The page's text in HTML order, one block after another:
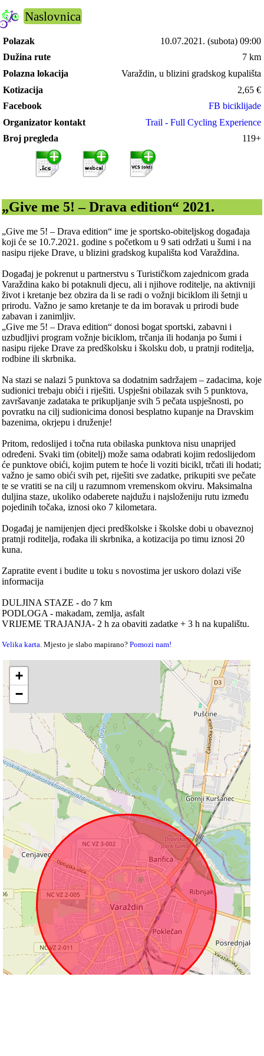
Naslovnica
Polazak 10.07.2021. (subota) 09:00
Dužina rute
7 km
Polazna lokacija
Varaždin, u blizini gradskog kupališta
Kotizacija
2,65 €
Facebook
FB biciklijade
Organizator kontakt
Trail - Full Cycling Experience
Broj pregleda
119+
„Give me 5! – Drava edition“ 2021.
„Give me 5! – Drava edition“ ime je sportsko-obiteljskog događaja
koji će se 10.7.2021. godine s početkom u 9 sati održati u šumi i na
nasipu rijeke Drave, u blizini gradskog kupališta kod Varaždina.
Događaj je pokrenut u partnerstvu s Turističkom zajednicom grada
Varaždina kako bi potaknuli djecu, ali i njihove roditelje, na aktivniji
život i kretanje bez obzira da li se radi o vožnji biciklom ili šetnji u
prirodu. Važno je samo kretanje te da im boravak u prirodi bude
zabavan i zanimljiv.
„Give me 5! – Drava edition“ donosi bogat sportski, zabavni i
uzbudljivi program vožnje biciklom, trčanja ili hodanja po šumi i
nasipu rijeke Drave za predškolsku i školsku dob, u pratnji roditelja,
rodbine ili skrbnika.
Na stazi se nalazi 5 punktova sa dodatnim sadržajem – zadacima, koje
sudionici trebaju obići i riješiti. Uspješni obilazak svih 5 punktova,
završavanje zadataka te prikupljanje svih 5 pečata uspješnosti, po
povratku na cilj sudionicima donosi besplatno kupanje na Dravskim
bazenima, okrjepu i druženje!
Pritom, redoslijed i točna ruta obilaska punktova nisu unaprijed
određeni. Svaki tim (obitelj) može sama odabrati kojim redoslijedom
će punktove obići, kojim putem te hoće li voziti bicikl, trčati ili hodati;
važno je samo obići svih pet, riješiti sve zadatke, prikupiti sve pečate
te se vratiti se na cilj u razumnom vremenskom okviru. Maksimalna
duljina staze, ukoliko odaberete najdužu i najsloženiju rutu između
pojedinih točaka, iznosi oko 7 kilometara.
Događaj je namijenjen djeci predškolske i školske dobi u obaveznoj
pratnji roditelja, rođaka ili skrbnika, a kotizacija po timu iznosi 20
kuna.
Zapratite event i budite u toku s novostima jer uskoro dolazi više
informacija
DULJINA STAZE - do 7 km
PODLOGA - makadam, zemlja, asfalt
VRIJEME TRAJANJA- 2 h za obaviti zadatke + 3 h na kupalištu.
Velika karta. Mjesto je slabo mapirano?Pomozi nam!
+
−